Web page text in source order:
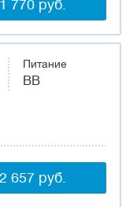
770 руб.
Питание
BB
657 руб.